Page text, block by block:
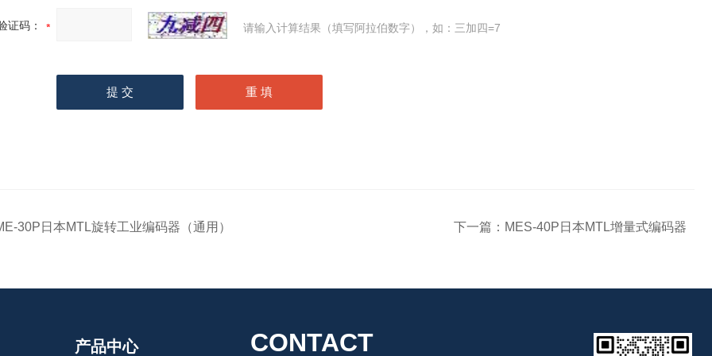
证码： 请输入计算结果（填写阿拉伯数字），如：三加四=7
30P日本MTL旋转工业编码器（通用） 下一篇： MES-40P日本MTL增量式编码器
产品中心 CONTACT